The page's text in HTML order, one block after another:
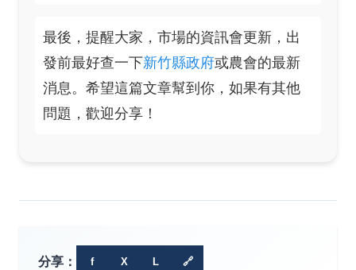
最後，提醒大家，市場的資訊會更新，出
發前最好查一下新竹縣政府或農會的最新
消息。希望這篇文章幫到你，如果有其他
問題，歡迎分享！
分享： f X L 🔗